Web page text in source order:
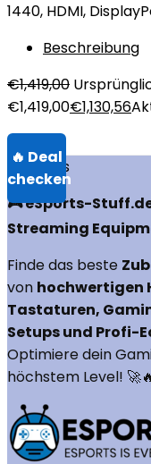
1440, HDMI,
Beschreibung
€1,419,00
€1,419,00€1,130,56
Über uns
🎮 eSports-
Streaming
Finde das beste
von hochwertigen
Tastaturen,
Setups und Profi-
Optimiere dein
höchstem Level!